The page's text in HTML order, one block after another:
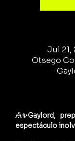
Jul 21,
Otsego
🎪✨Gaylord,
espectáculo